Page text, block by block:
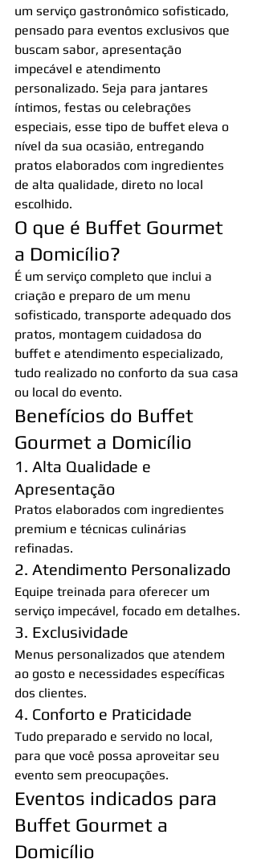
um serviço gastronômico sofisticado,
pensado para eventos exclusivos que
buscam sabor, apresentação
impecável e atendimento
personalizado. Seja para jantares
íntimos, festas ou celebrações
especiais, esse tipo de buffet eleva o
nível da sua ocasião, entregando
pratos elaborados com ingredientes
de alta qualidade, direto no local
escolhido.
O que é Buffet Gourmet
a Domicílio?
É um serviço completo que inclui a
criação e preparo de um menu
sofisticado, transporte adequado dos
pratos, montagem cuidadosa do
buffet e atendimento especializado,
tudo realizado no conforto da sua casa
ou local do evento.
Benefícios do Buffet
Gourmet a Domicílio
1. Alta Qualidade e
Apresentação
Pratos elaborados com ingredientes
premium e técnicas culinárias
refinadas.
2. Atendimento Personalizado
Equipe treinada para oferecer um
serviço impecável, focado em detalhes.
3. Exclusividade
Menus personalizados que atendem
ao gosto e necessidades específicas
dos clientes.
4. Conforto e Praticidade
Tudo preparado e servido no local,
para que você possa aproveitar seu
evento sem preocupações.
Eventos indicados para
Buffet Gourmet a
Domicílio